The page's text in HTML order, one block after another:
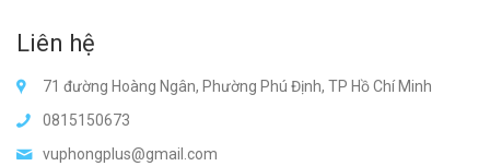
Liên hệ
71 đường Hoàng Ngân, Phường Phú Định, TP Hồ Chí Minh
0815150673
vuphongplus@gmail.com